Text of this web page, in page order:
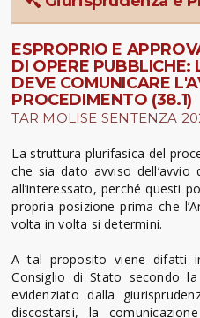
ESPROPRIO E
DI OPERE
DEVE COMUNICARE
PROCEDIMENTO (38.1)
TAR MOLISE SENTENZA
La struttura plurifasica del
che sia dato avviso
all’interessato, perché questi
propria posizione prima che
volta in volta si determini.
A tal proposito viene difatti
Consiglio di Stato secondo
evidenziato dalla
discostarsi, la